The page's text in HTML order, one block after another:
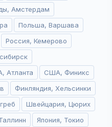
Амстердам
Польша, Варшава
Россия, Кемерово
Атланта
США, Финикс
Финляндия, Хельсинки
Швейцария, Цюрих
Япония, Токио